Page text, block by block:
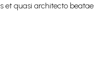
et quasi architecto beatae